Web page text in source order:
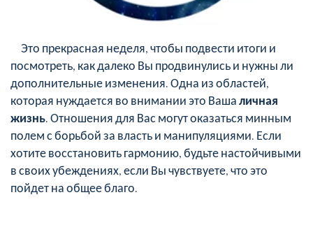
Это прекрасная неделя, чтобы подвести итоги и
посмотреть, как далеко Вы продвинулись и нужны ли
дополнительные изменения. Одна из областей,
которая нуждается во внимании это Вашаличная
жизнь. Отношения для Вас могут оказаться минным
полем с борьбой за власть и манипуляциями. Если
хотите восстановить гармонию, будьте настойчивыми
в своих убеждениях, если Вы чувствуете, что это
пойдет на общее благо.